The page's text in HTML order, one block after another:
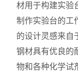
材用于构建实验
制作实验台的工
的设计灵感来自
钢材具有优良的
物和各种化学试